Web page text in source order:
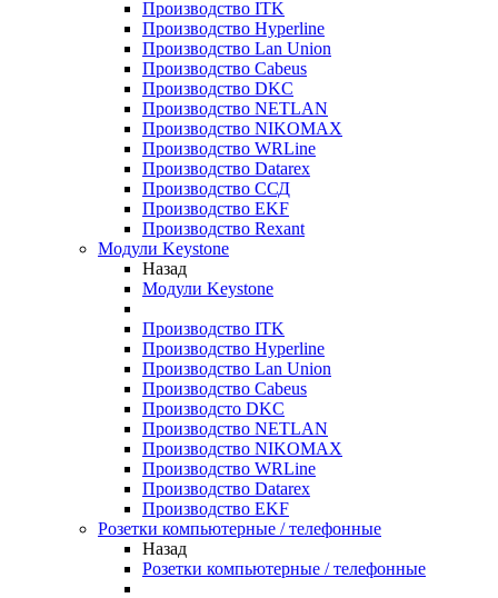
Производство ITK
Производство Hyperline
Производство Lan Union
Производство Cabeus
Производство DKC
Производство NETLAN
Производство NIKOMAX
Производство WRLine
Производство Datarex
Производство ССД
Производство EKF
Производство Rexant
Модули Keystone
Назад
Модули Keystone
Производство ITK
Производство Hyperline
Производство Lan Union
Производство Cabeus
Производсто DKC
Производство NETLAN
Производство NIKOMAX
Производство WRLine
Производство Datarex
Производство EKF
Розетки компьютерные / телефонные
Назад
Розетки компьютерные / телефонные